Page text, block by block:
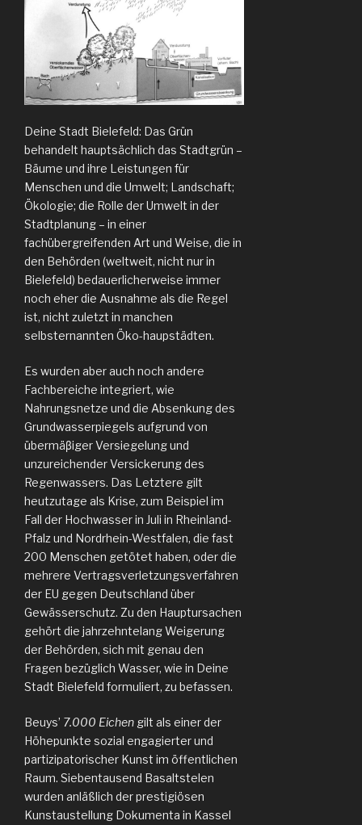
Deine Stadt Bielefeld: Das Grün
behandelt hauptsächlich das Stadtgrün –
Bäume und ihre Leistungen für
Menschen und die Umwelt; Landschaft;
Ökologie; die Rolle der Umwelt in der
Stadtplanung – in einer
fachübergreifenden Art und Weise, die in
den Behörden (weltweit, nicht nur in
Bielefeld) bedauerlicherweise immer
noch eher die Ausnahme als die Regel
ist, nicht zuletzt in manchen
selbsternannten Öko-haupstädten.
Es wurden aber auch noch andere
Fachbereiche integriert, wie
Nahrungsnetze und die Absenkung des
Grundwasserpiegels aufgrund von
übermäβiger Versiegelung und
unzureichender Versickerung des
Regenwassers. Das Letztere gilt
heutzutage als Krise, zum Beispiel im
Fall der Hochwasser in Juli in Rheinland-
Pfalz und Nordrhein-Westfalen, die fast
200 Menschen getötet haben, oder die
mehrere Vertragsverletzungsverfahren
der EU gegen Deutschland über
Gewässerschutz. Zu den Hauptursachen
gehört die jahrzehntelang Weigerung
der Behörden, sich mit genau den
Fragen bezüglich Wasser, wie in Deine
Stadt Bielefeld formuliert, zu befassen.
Beuys’ 7.000 Eichen gilt als einer der
Höhepunkte sozial engagierter und
partizipatorischer Kunst im öffentlichen
Raum. Siebentausend Basaltstelen
wurden anläßlich der prestigiösen
Kunstaustellung Dokumenta in Kassel